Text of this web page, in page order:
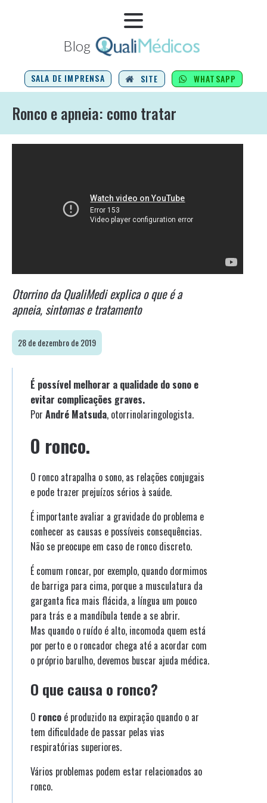
Blog
SALA DE IMPRENSA SITE WHATSAPP
Ronco e apneia: como tratar
Otorrino da QualiMedi explica o que é a
apneia, sintomas e tratamento
28 de dezembro de 2019
É possível melhorar a qualidade do sono e
evitar complicações graves.
Por André Matsuda, otorrinolaringologista.
O ronco.
O ronco atrapalha o sono, as relações conjugais
e pode trazer prejuízos sérios à saúde.
É importante avaliar a gravidade do problema e
conhecer as causas e possíveis consequências.
Não se preocupe em caso de ronco discreto.
É comum roncar, por exemplo, quando dormimos
de barriga para cima, porque a musculatura da
garganta fica mais flácida, a língua um pouco
para trás e a mandíbula tende a se abrir.
Mas quando o ruído é alto, incomoda quem está
por perto e o roncador chega até a acordar com
o próprio barulho, devemos buscar ajuda médica.
O que causa o ronco?
O ronco é produzido na expiração quando o ar
tem dificuldade de passar pelas vias
respiratórias superiores.
Vários problemas podem estar relacionados ao
ronco.